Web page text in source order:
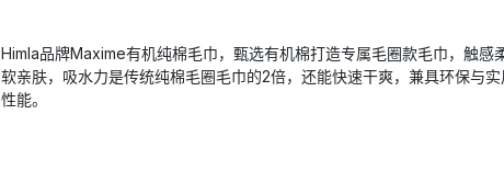
Himla品牌Maxime有机纯棉毛巾，甄选有机棉打造专属毛圈款毛巾，触感
软亲肤，吸水力是传统纯棉毛圈毛巾的2倍，还能快速干爽，兼具环保与实
性能。